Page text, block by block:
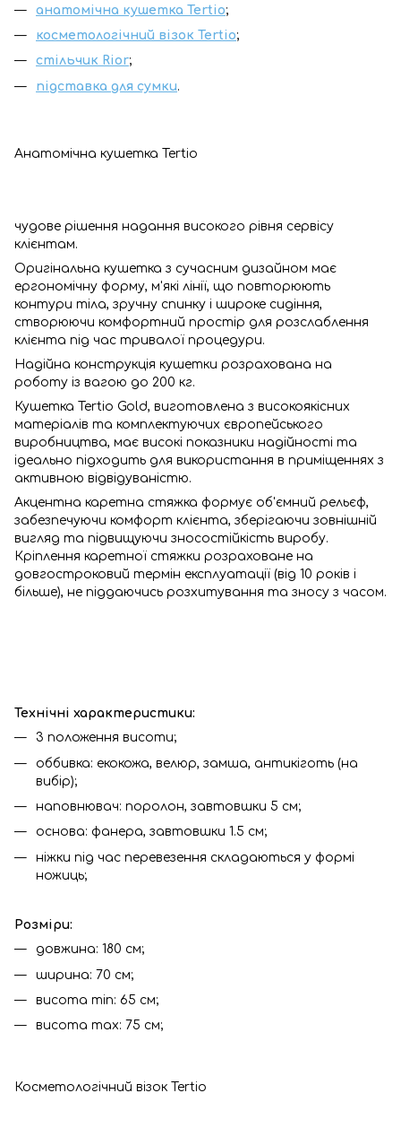
анатомічна кушетка Tertio;
косметологічний візок Tertio;
стільчик Rior;
підставка для сумки.
Анатомічна кушетка Tertio
чудове рішення надання високого рівня сервісу
клієнтам.
Оригінальна кушетка з сучасним дизайном має
ергономічну форму, м'які лінії, що повторюють
контури тіла, зручну спинку і широке сидіння,
створюючи комфортний простір для розслаблення
клієнта під час тривалої процедури.
Надійна конструкція кушетки розрахована на
роботу із вагою до 200 кг.
Кушетка Tertio Gold, виготовлена з високоякісних
матеріалів та комплектуючих європейського
виробництва, має високі показники надійності та
ідеально підходить для використання в приміщеннях з
активною відвідуваністю.
Акцентна каретна стяжка формує об'ємний рельєф,
забезпечуючи комфорт клієнта, зберігаючи зовнішній
вигляд та підвищуючи зносостійкість виробу.
Кріплення каретної стяжки розраховане на
довгостроковий термін експлуатації (від 10 років і
більше), не піддаючись розхитування та зносу з часом.
Технічні характеристики:
3 положення висоти;
оббивка: екокожа, велюр, замша, антикіготь (на
вибір);
наповнювач: поролон, завтовшки 5 см;
основа: фанера, завтовшки 1.5 см;
ніжки під час перевезення складаються у формі
ножиць;
Розміри:
довжина: 180 см;
ширина: 70 см;
висота min: 65 см;
висота max: 75 см;
Косметологічний візок Tertio